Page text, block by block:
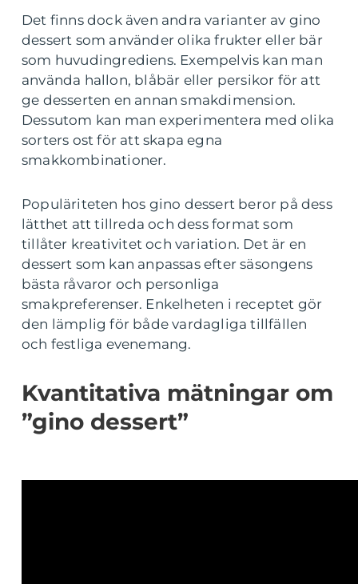
Det finns dock även andra varianter av gino
dessert som använder olika frukter eller bär
som huvudingrediens. Exempelvis kan man
använda hallon, blåbär eller persikor för att
ge desserten en annan smakdimension.
Dessutom kan man experimentera med olika
sorters ost för att skapa egna
smakkombinationer.
Populäriteten hos gino dessert beror på dess
lätthet att tillreda och dess format som
tillåter kreativitet och variation. Det är en
dessert som kan anpassas efter säsongens
bästa råvaror och personliga
smakpreferenser. Enkelheten i receptet gör
den lämplig för både vardagliga tillfällen
och festliga evenemang.
Kvantitativa mätningar om
”gino dessert”